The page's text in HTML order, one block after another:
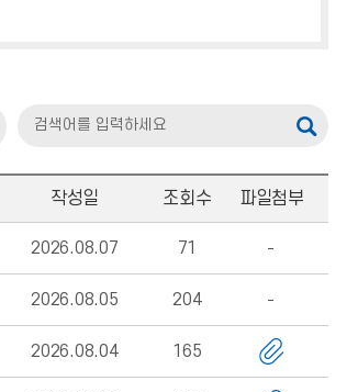
작성일 조회수 파일첨부
2026.08.07 71
2026.08.05 204
2026.08.04 165